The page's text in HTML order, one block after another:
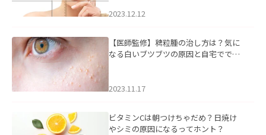
2023.12.12
【医師監修】稗粒腫の治し方は？気に
なる白いブツブツの原因と自宅ででき
2023.11.17
ビタミンCは朝つけちゃだめ？日焼け
やシミの原因になるってホント？